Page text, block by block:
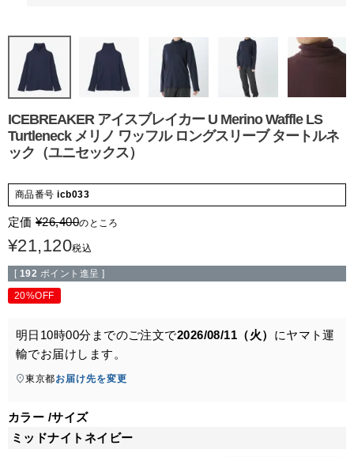
ICEBREAKER アイスブレイカー U Merino Waffle LS
Turtleneck メリノ ワッフル ロングスリーブ タートルネ
ック（ユニセックス）
商品番号 icb033
定価 ¥26,400のところ
¥21,120税込
[ 192 ポイント進呈 ]
20%OFF
明日 10時00分 までのご注文で2026/08/11（火） にヤマト運
輸でお届けします。
東京都お届け先を変更
カラー サイズ
ミッドナイトネイビー